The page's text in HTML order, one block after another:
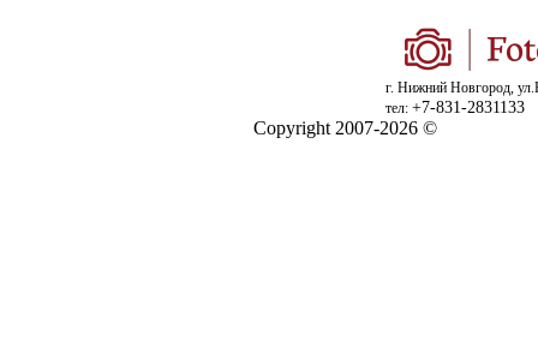
г. Нижний Новгород,
тел: +7-831-2831133
Copyright 2007-2026 ©